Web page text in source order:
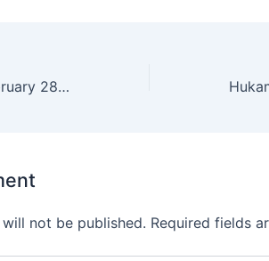
Hukamnama Sahib – February 28, 2026
not be published. Required fields